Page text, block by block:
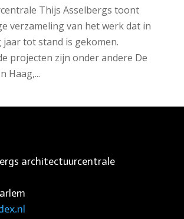
Thijs Asselbergs toont
verzameling van het werk dat in
tot stand is gekomen.
projecten zijn onder andere De
Haag,...
architectuurcentrale